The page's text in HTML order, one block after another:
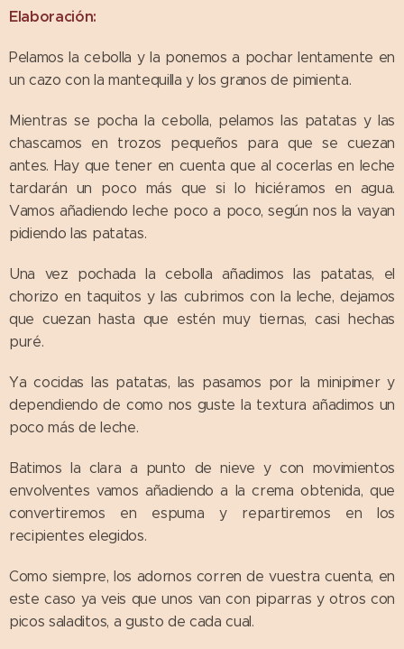
Elaboración:
Pelamos la cebolla y la ponemos a pochar lentamente en
un cazo con la mantequilla y los granos de pimienta.
Mientras se pocha la cebolla, pelamos las patatas y las
chascamos en trozos pequeños para que se cuezan
antes. Hay que tener en cuenta que al cocerlas en leche
tardarán un poco más que si lo hiciéramos en agua.
Vamos añadiendo leche poco a poco, según nos la vayan
pidiendo las patatas.
Una vez pochada la cebolla añadimos las patatas, el
chorizo en taquitos y las cubrimos con la leche, dejamos
que cuezan hasta que estén muy tiernas, casi hechas
puré.
Ya cocidas las patatas, las pasamos por la minipimer y
dependiendo de como nos guste la textura añadimos un
poco más de leche.
Batimos la clara a punto de nieve y con movimientos
envolventes vamos añadiendo a la crema obtenida, que
convertiremos en espuma y repartiremos en los
recipientes elegidos.
Como siempre, los adornos corren de vuestra cuenta, en
este caso ya veis que unos van con piparras y otros con
picos saladitos, a gusto de cada cual.